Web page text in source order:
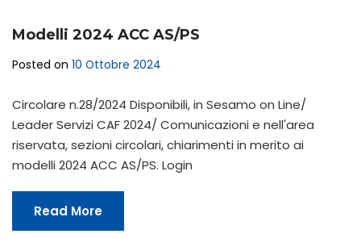
Modelli 2024 ACC AS/PS
Posted on 10 Ottobre 2024
Circolare n.28/2024 Disponibili, in Sesamo on Line/
Leader Servizi CAF 2024/ Comunicazioni e nell'area
riservata, sezioni circolari, chiarimenti in merito ai
modelli 2024 ACC AS/PS. Login
Read More